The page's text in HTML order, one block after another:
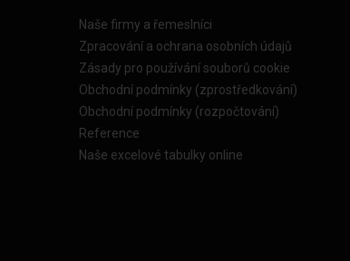
Naše firmy a řemeslníci
Zpracování a ochrana osobních údajů
Zásady pro používání souborů cookie
Obchodní podmínky (zprostředkování)
Obchodní podmínky (rozpočtování)
Reference
Naše excelové tabulky online